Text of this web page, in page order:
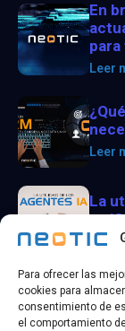
Para ofrecer las
cookies para
consentimiento de
el comportamiento
En
para
Leer
Leer
La
Leer